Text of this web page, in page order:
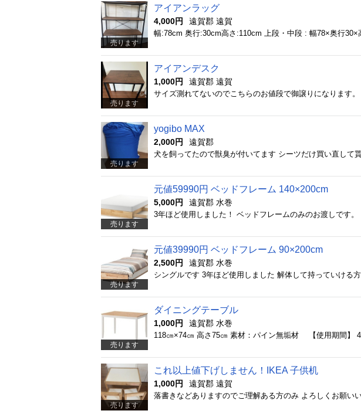
売ります
アイアンラッグ
4,000円 遠賀郡 遠賀
幅:78cm 奥行:30cm高さ:110cm 上段・中段 : 幅78×奥行
売ります
アイアンデスク
1,000円 遠賀郡 遠賀
サイズ測れてないのでこちらのお値段で御譲りになります
売ります
yogibo MAX
2,000円 遠賀郡
犬を飼ってたので獣臭が付いてます シーツだけ買い直して
売ります
元値59990円 ベッドフレーム 140×200cm
5,000円 遠賀郡 水巻
売ります
元値39990円 ベッドフレーム 90×200cm
2,500円 遠賀郡 水巻
シングルです 3年ほど使用しました 解体して持っていけ
売ります
ダイニングテーブル
1,000円 遠賀郡 水巻
118㎝×74㎝ 高さ75㎝ 素材：パイン無垢材 【使用期間】
売ります
これ以上値下げしません！IKEA 子供机
1,000円 遠賀郡 遠賀
落書きなどありますのでご理解ある方のみ よろしくお願い